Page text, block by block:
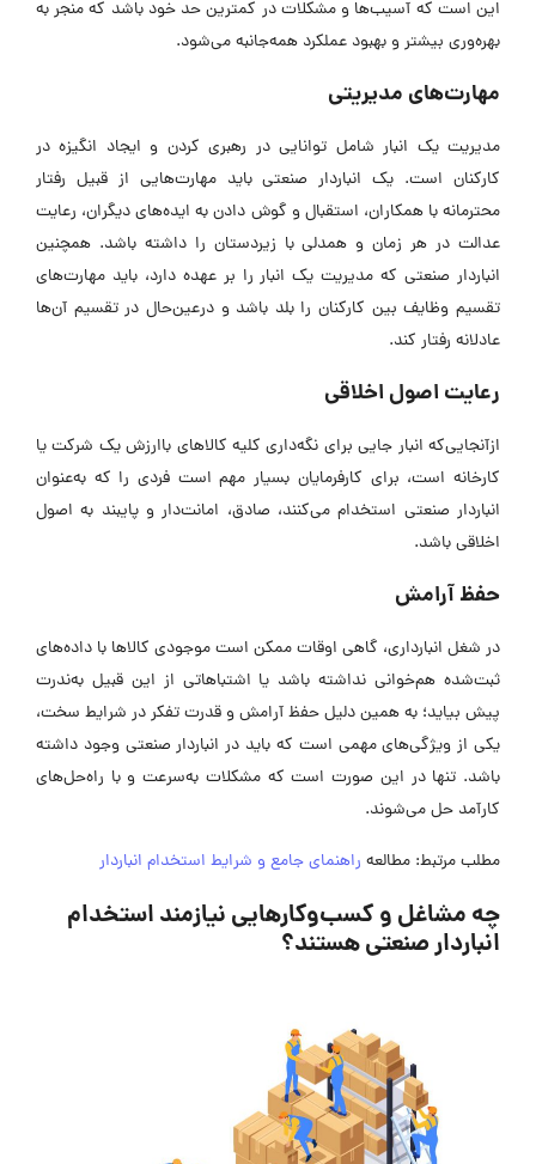
این است که آسیب‌ها و مشکلات در کمترین حد خود باشد که منجر به
بهره‌وری بیشتر و بهبود عملکرد همه‌جانبه می‌شود.
مهارت‌های مدیریتی
مدیریت یک انبار شامل توانایی در رهبری کردن و ایجاد انگیزه در
کارکنان است. یک انباردار صنعتی باید مهارت‌هایی از قبیل رفتار
محترمانه با همکاران، استقبال و گوش دادن به ایده‌های دیگران، رعایت
عدالت در هر زمان و همدلی با زیردستان را داشته باشد. همچنین
انباردار صنعتی که مدیریت یک انبار را بر عهده دارد، باید مهارت‌های
تقسیم وظایف بین کارکنان را بلد باشد و درعین‌حال در تقسیم آن‌ها
عادلانه رفتار کند.
رعایت اصول اخلاقی
ازآنجایی‌که انبار جایی برای نگه‌داری کلیه کالاهای باارزش یک شرکت یا
کارخانه است، برای کارفرمایان بسیار مهم است فردی را که به‌عنوان
انباردار صنعتی استخدام می‌کنند، صادق، امانت‌دار و پایبند به اصول
اخلاقی باشد.
حفظ آرامش
در شغل انبارداری، گاهی اوقات ممکن است موجودی کالاها با داده‌های
ثبت‌شده هم‌خوانی نداشته باشد یا اشتباهاتی از این قبیل به‌ندرت
پیش بیاید؛ به همین دلیل حفظ آرامش و قدرت تفکر در شرایط سخت،
یکی از ویژگی‌های مهمی است که باید در انباردار صنعتی وجود داشته
باشد. تنها در این صورت است که مشکلات به‌سرعت و با راه‌حل‌های
کارآمد حل می‌شوند.
مطلب مرتبط: مطالعه راهنمای جامع و شرایط استخدام انباردار
چه مشاغل و کسب‌و‌کارهایی نیازمند استخدام
انباردار صنعتی هستند؟